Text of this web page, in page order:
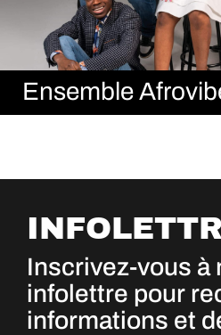
Ensemble
Inscrivez-vous à
infolettre pour
informations et